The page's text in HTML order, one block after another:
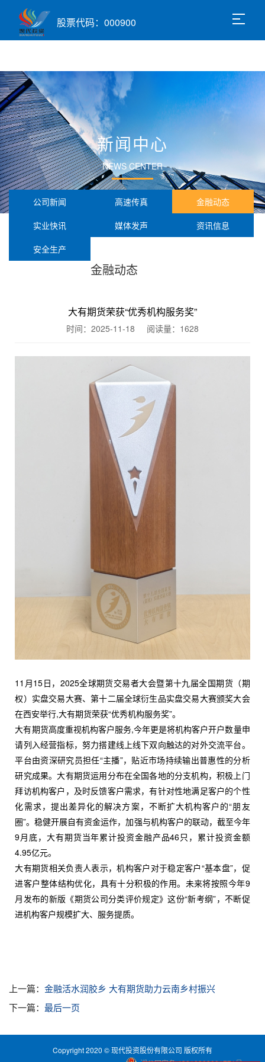
股票代码：000900
新闻中心
NEWS CENTER
公司新闻 高速传真
金融动态
实业快讯
媒体发声
资讯信息
安全生产
金融动态
大有期货荣获“优秀机构服务奖”
时间：2025-11-18 阅读量： 1628
11月15日，2025全球期货交易者大会暨第十九届全国期货（期
权）实盘交易大赛、第十二届全球衍生品实盘交易大赛颁奖大会
在西安举行,大有期货荣获“优秀机构服务奖”。
大有期货高度重视机构客户服务,今年更是将机构客户开户数量申
请列入经营指标，努力搭建线上线下双向触达的对外交流平台。
平台由资深研究员担任“主播”，贴近市场持续输出普惠性的分析
研究成果。大有期货运用分布在全国各地的分支机构，积极上门
拜访机构客户，及时反馈客户需求，有针对性地满足客户的个性
化需求，提出差异化的解决方案，不断扩大机构客户的“朋友
圈”。稳健开展自有资金运作，加强与机构客户的联动，截至今年
9月底，大有期货当年累计投资金融产品46只，累计投资金额
4.95亿元。
大有期货相关负责人表示，机构客户对于稳定客户“基本盘”，促
进客户整体结构优化，具有十分积极的作用。未来将按照今年9
月发布的新版《期货公司分类评价规定》这份“新考纲”，不断促
进机构客户规模扩大、服务提质。
上一篇： 金融活水润胶乡 大有期货助力云南乡村振兴
下一篇： 最后一页
Copyright 2020 © 现代投资股份有限公司 版权所有